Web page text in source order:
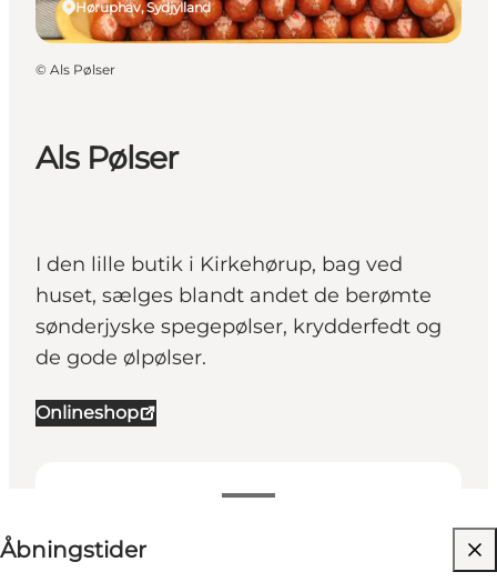
Als Pølser
I den lille butik i Kirkehørup, bag ved
huset, sælges blandt andet de berømte
sønderjyske spegepølser, krydderfedt og
de gode ølpølser.
Onlineshop
ÅbningstiderBesøg hjemmeside
Høruphav, Sydjylland
© Als Pølser